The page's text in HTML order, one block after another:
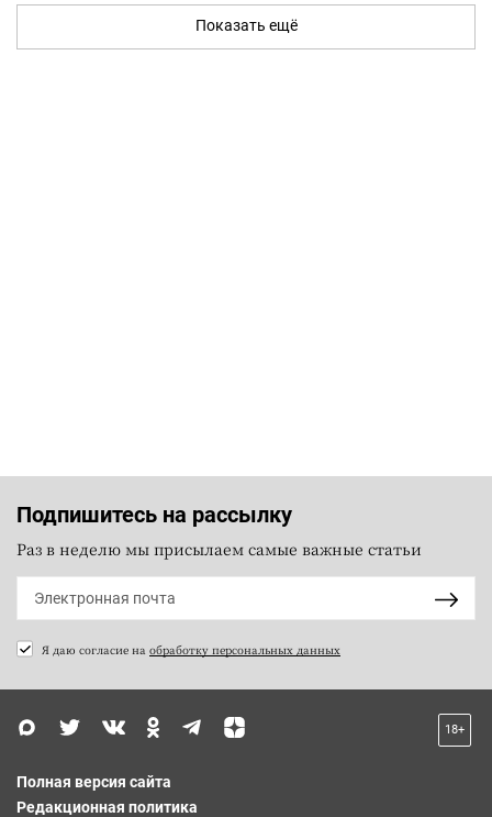
Показать ещё
Подпишитесь на рассылку
Раз в неделю мы присылаем самые важные статьи
Я даю согласие на обработку персональных данных
18+
Полная версия сайта
Редакционная политика